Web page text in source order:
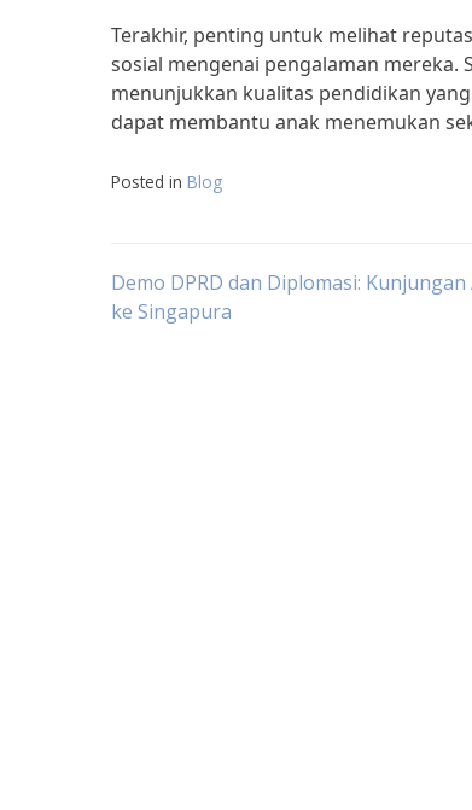
Terakhir, penting untuk melihat
sosial mengenai pengalaman mereka.
menunjukkan kualitas pendidikan
dapat membantu anak menemukan
Posted in Blog
Post
Demo DPRD dan Diplomasi:
ke Singapura